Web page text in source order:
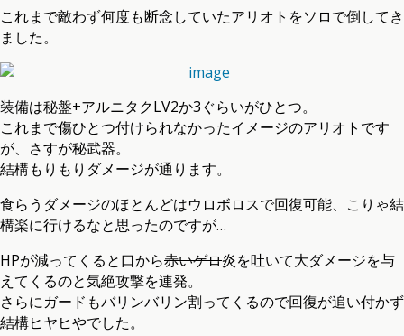
これまで敵わず何度も断念していたアリオトをソロで倒してき
ました。
装備は秘盤+アルニタクLV2か3ぐらいがひとつ。
これまで傷ひとつ付けられなかったイメージのアリオトです
が、さすが秘武器。
結構もりもりダメージが通ります。
食らうダメージのほとんどはウロボロスで回復可能、こりゃ結
構楽に行けるなと思ったのですが…
HPが減ってくると口から赤いゲロ炎を吐いて大ダメージを与
えてくるのと気絶攻撃を連発。
さらにガードもバリンバリン割ってくるので回復が追い付かず
結構ヒヤヒやでした。